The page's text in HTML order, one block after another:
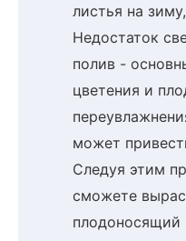
листья на
Недостаток
полив -
цветения и
может
Следуя этим
сможете
плодоносящий